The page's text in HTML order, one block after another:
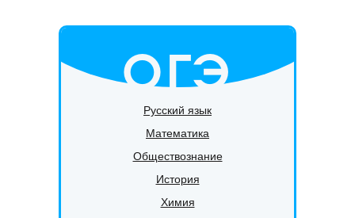
ОГЭ
Русский язык
Математика
Обществознание
История
Химия